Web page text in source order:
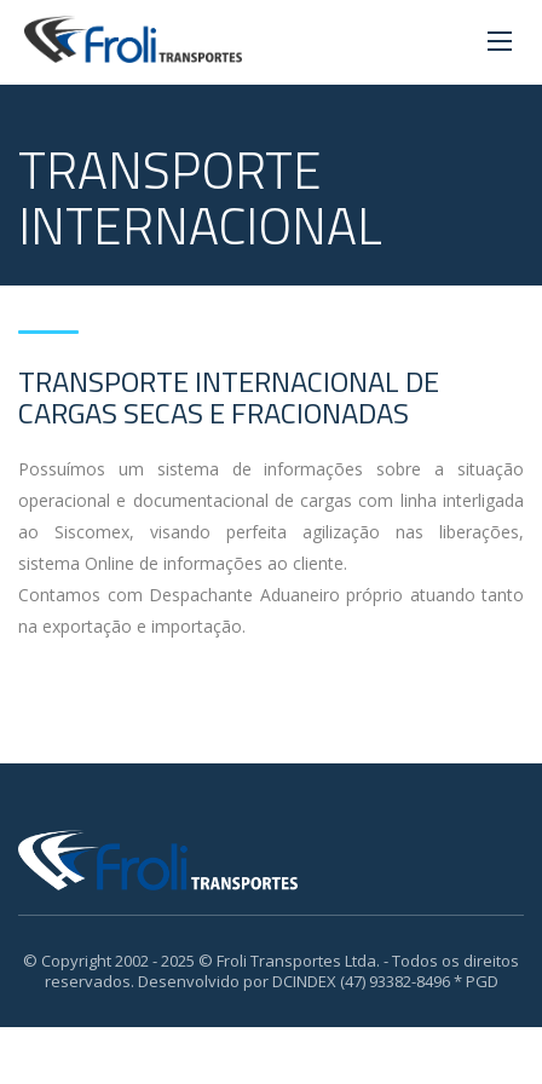
TRANSPORTE
INTERNACIONAL
TRANSPORTE INTERNACIONAL DE
CARGAS SECAS E FRACIONADAS
Possuímos um sistema de informações sobre a situação
operacional e documentacional de cargas com linha interligada
ao Siscomex, visando perfeita agilização nas liberações,
sistema Online de informações ao cliente.
Contamos com Despachante Aduaneiro próprio atuando tanto
na exportação e importação.
© Copyright 2002 - 2025 © Froli Transportes Ltda. - Todos os direitos
reservados. Desenvolvido por DCINDEX (47) 93382-8496 * PGD